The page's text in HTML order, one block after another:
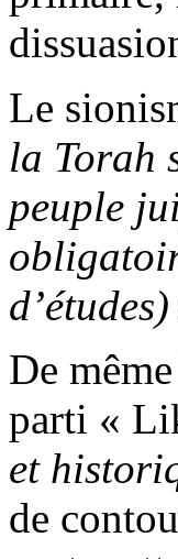
Le
la Torah
peuple
De
parti «
et
de